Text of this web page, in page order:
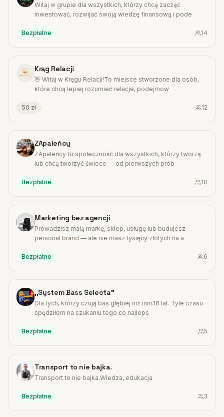
Witaj w grupie dla wszystkich, którzy chcą zacząć
inwestować, rozwijać swoją wiedzę finansową i pode
Bezpłatne 14
Krąg Relacji
👋 Witaj w Kręgu Relacji!To miejsce stworzone dla osób,
które chcą lepiej rozumieć relacje, podejmow
50 zł 12
#9 ZApaleńcy
ZApaleńcy to społeczność dla wszystkich, którzy tworzą
lub chcą tworzyć świece — od pierwszych prób
Bezpłatne 10
#10 Marketing bez agencji
Prowadzisz małą markę, sklep, usługę lub budujesz
personal brand — ale nie masz tysięcy złotych na a
Bezpłatne 6
#11 ,,System Bass Selecta''
Dla tych, którzy czują bas głębiej niż inni.16 lat. Tyle czasu
spędziłem na szukaniu tego co najleps
Bezpłatne 5
#12 Transport to nie bajka.
Transport to nie bajka.Wiedza, edukacja
Bezpłatne 3